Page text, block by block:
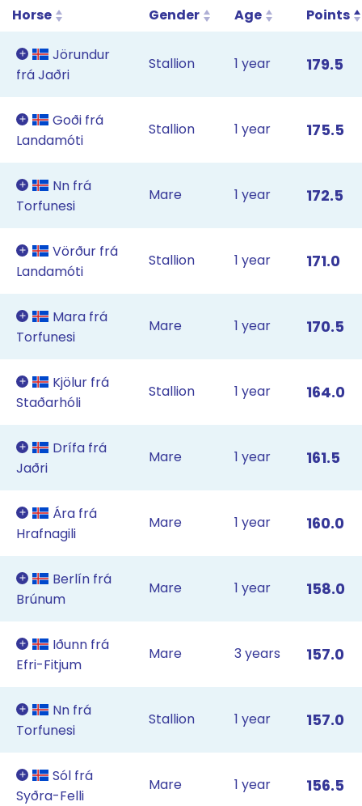
Horse Gender Age Points
Jörundur
frá Jaðri
Stallion 1 year 179.5
Goði frá
Landamóti
Stallion 1 year 175.5
Nn frá
Torfunesi
Mare 1 year 172.5
Vörður frá
Landamóti
Stallion 1 year 171.0
Mara frá
Torfunesi
Mare 1 year 170.5
Kjölur frá
Staðarhóli
Stallion 1 year 164.0
Drífa frá
Jaðri
Mare 1 year 161.5
Ára frá
Hrafnagili
Mare 1 year 160.0
Berlín frá
Brúnum
Mare 1 year 158.0
Iðunn frá
Efri-Fitjum
Mare 3 years 157.0
Nn frá
Torfunesi
Stallion 1 year 157.0
Sól frá
Syðra-Felli
Mare 1 year 156.5